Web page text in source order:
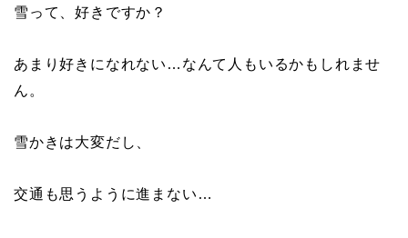
雪って、好きですか？
あまり好きになれない…なんて人もいるかもしれませ
ん。
雪かきは大変だし、
交通も思うように進まない…